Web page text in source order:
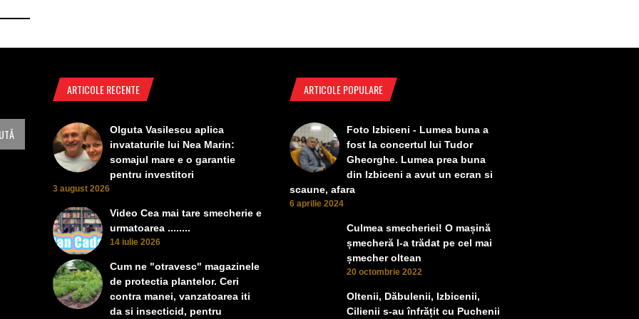
ARTICOLE RECENTE
Olguta Vasilescu aplica
invataturile lui Nea Marin:
somajul mare e o garantie
pentru investitori
3 august 2026
Video Cea mai tare smecherie e
urmatoarea ........
14 iulie 2026
Cum ne "otravesc" magazinele
de protectia plantelor. Ceri
contra manei, vanzatoarea iti
da si insecticid, pentru
ARTICOLE POPULARE
Foto Izbiceni - Lumea buna a
fost la concertul lui Tudor
Gheorghe. Lumea prea buna
din Izbiceni a avut un ecran si
scaune, afara
6 aprilie 2024
Culmea smecheriei! O mașină
șmecheră l-a trădat pe cel mai
șmecher oltean
20 octombrie 2022
Oltenii, Dăbulenii, Izbicenii,
Cilienii s-au înfrățit cu Puchenii